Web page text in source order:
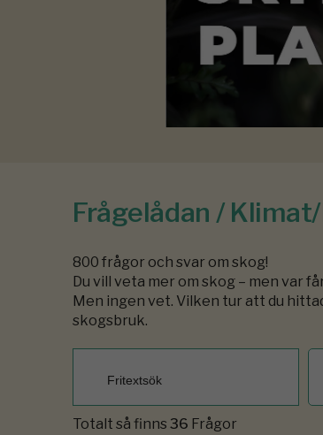
Frågelådan /
800 frågor och svar om skog!
Du vill veta mer om skog – men var
Men ingen vet. Vilken tur att du
skogsbruk.
Totalt så finns 36 Frågor